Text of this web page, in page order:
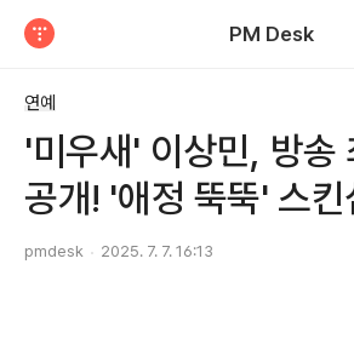
PM Desk
연예
'미우새' 이상민, 방송
공개! '애정 뚝뚝' 스
pmdesk 2025. 7. 7. 16:13